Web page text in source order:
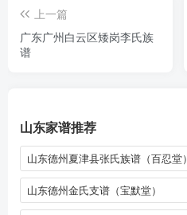
上一篇
广东广州白云区矮岗李氏族
谱
山东家谱推荐
山东德州夏津县张氏族谱（百忍堂）
山东德州金氏支谱（宝默堂）